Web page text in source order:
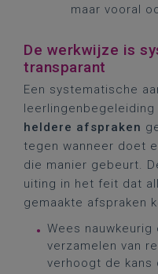
maar vooral
De werkwijze is
transparant
Een systematische
heldere afspraken
tegen wanneer doet
die manier gebeurt.
uiting in het feit dat
gemaakte afspraken
Wees
verzamelen van
verhoogt de kans